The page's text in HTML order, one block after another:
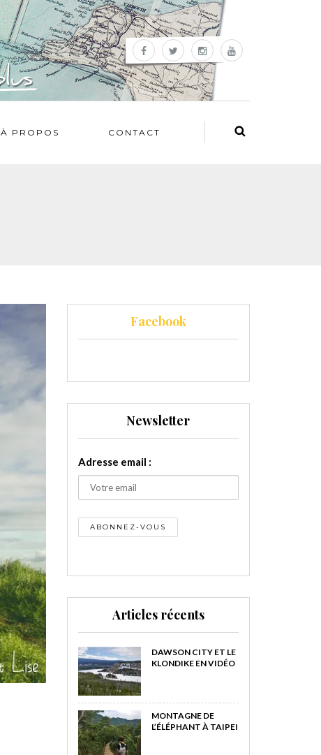
À PROPOS CONTACT
Facebook
Newsletter
Adresse email :
Articles récents
DAWSON CITY ET LE
KLONDIKE EN VIDÉO
MONTAGNE DE
L’ÉLÉPHANT À TAIPEI